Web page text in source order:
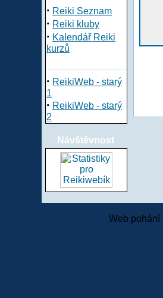
· Reiki Seznam
· Reiki kluby
· Kalendář Reiki
kurzů
· ReikiWeb - starý
1
· ReikiWeb - starý
2
Návštěvnost
Web